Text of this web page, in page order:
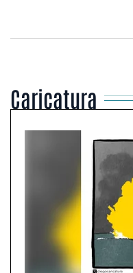
Caricatura